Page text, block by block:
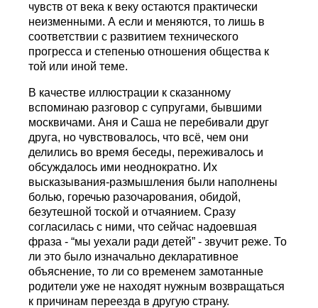
чувств от века к веку остаются практически
неизменными. А если и меняются, то лишь в
соответствии с развитием технического
прогресса и степенью отношения общества к
той или иной теме.
В качестве иллюстрации к сказанному
вспоминаю разговор с супругами, бывшими
москвичами. Аня и Саша не перебивали друг
друга, но чувствовалось, что всё, чем они
делились во время беседы, переживалось и
обсуждалось ими неоднократно. Их
высказывания-размышления были наполнены
болью, горечью разочарования, обидой,
безутешной тоской и отчаянием. Сразу
согласилась с ними, что сейчас надоевшая
фраза - “мы уехали ради детей” - звучит реже. То
ли это было изначально декларативное
объяснение, то ли со временем замотанные
родители уже не находят нужным возвращаться
к причинам переезда в другую страну.